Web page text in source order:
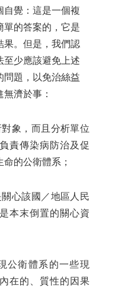
自覺：這是一個複
單的答案的，它是
果。但是，我們認
至少應該避免上述
問題，以免治絲益
濟於事：
象，而且分析單位
責傳染病防治及促
的公衛體系；
心該國／地區人民
本末倒置的關心資
公衛體系的一些現
在的、質性的因果